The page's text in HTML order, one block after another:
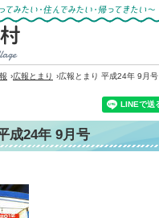
ってみたい・住んでみた
～
›広報とまり ›広報とまり 平成24年 9月号
成24年 9月号